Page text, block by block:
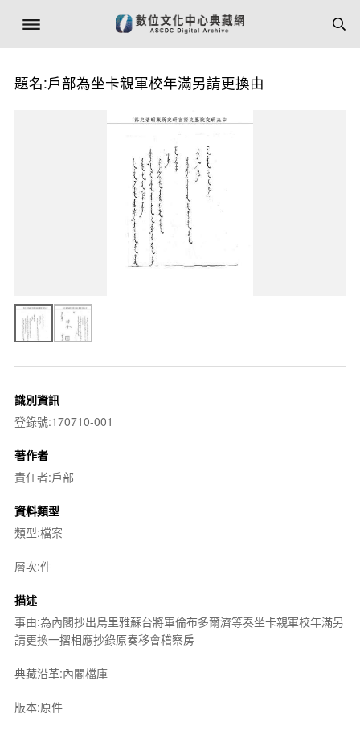
題名:戶部為坐卡親軍校年滿另請更換由
識別資訊
登錄號:170710-001
著作者
責任者:戶部
資料類型
類型:檔案
層次:件
描述
事由:為內閣抄出烏里雅蘇台將軍倫布多爾濟等奏坐卡親軍校年滿另
請更換一摺相應抄錄原奏移會稽察房
典藏沿革:內閣檔庫
版本:原件